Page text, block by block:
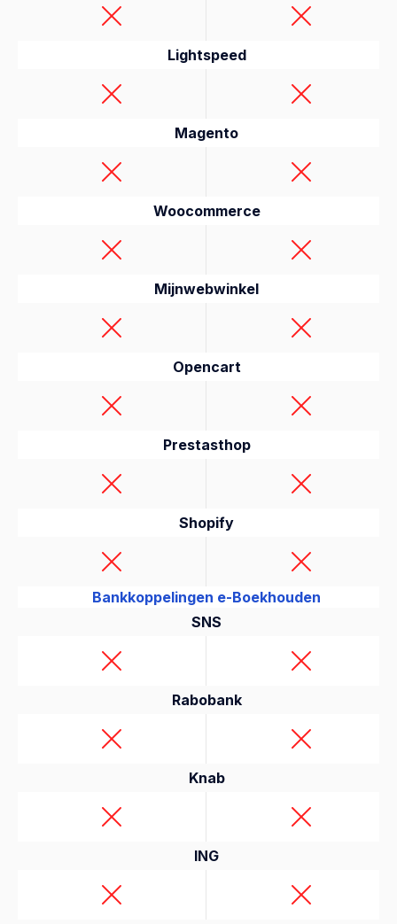
Lightspeed
Magento
Woocommerce
Mijnwebwinkel
Opencart
Prestasthop
Shopify
Bankkoppelingen e-Boekhouden
SNS
Rabobank
Knab
ING